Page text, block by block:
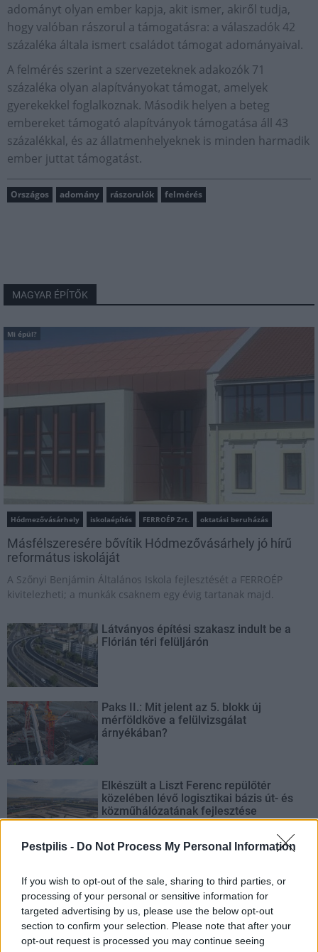
Pestpilis - Do Not Process My Personal Information
If you wish to opt-out of the sale, sharing to third parties, or
processing of your personal or sensitive information for
targeted advertising by us, please use the below opt-out
section to confirm your selection. Please note that after your
opt-out request is processed you may continue seeing
adományt olyan ember kapja, akit ismer, akiről tudja,
hogy valóban rászorul a támogatásra: a válaszadók 42
százaléka általa ismert családot támogat adományaival.
A felmérés szerint a szervezeteknek adakozók 71
százaléka olyan alapítványokat támogat, amelyek
gyerekekkel foglalkoznak. Második helyen a beteg
embereket támogató alapítványok támogatása áll 43
százalékkal, és az állatmenhelyeknek is minden harmadik
ember juttat támogatást.
Országos adomány rászorulók felmérés
MAGYAR ÉPÍTŐK
Mi épül?
Hódmezővásárhely iskolaépítés FERROÉP Zrt. oktatási beruházás
Másfélszeresére bővítik Hódmezővásárhely jó hírű
református iskoláját
A Szőnyi Benjámin Általános Iskola fejlesztését a FERROÉP
kivitelezheti; a munkák csaknem egy évig tartanak majd.
Látványos építési szakasz indult be a
Flórián téri felüljárón
Paks II.: Mit jelent az 5. blokk új
mérföldköve a felülvizsgálat
árnyékában?
Elkészült a Liszt Ferenc repülőtér
közelében lévő logisztikai bázis út- és
közműhálózatának fejlesztése
Egyetlen, fél évszázados vezetéken
múlt Bicske vízellátása